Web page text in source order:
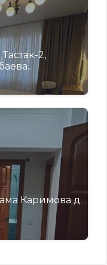
2,
Каримова д